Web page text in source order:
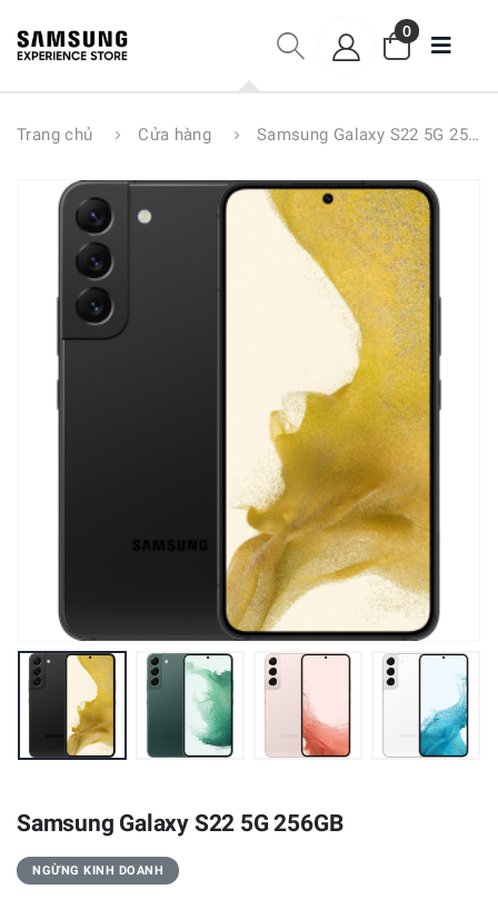
0
Trang chủ Cửa hàng Samsung Galaxy S22 5G 256GB
Samsung Galaxy S22 5G 256GB
NGỪNG KINH DOANH